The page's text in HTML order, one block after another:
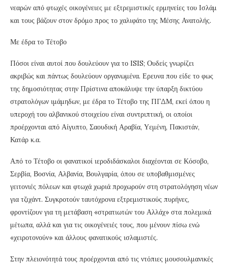
νεαρών από φτωχές οικογένειες με εξτρεμιστικές ερμηνείες του Ισλάμ
και τους βάζουν στον δρόμο προς το χαλιφάτο της Μέσης Ανατολής.
Με έδρα το Τέτοβο
Πόσοι είναι αυτοί που δουλεύουν για το ISIS; Ουδείς γνωρίζει
ακριβώς και πάντως δουλεύουν οργανωμένα. Ερευνα που είδε το φως
της δημοσιότητας στην Πρίστινα αποκάλυψε την ύπαρξη δικτύου
στρατολόγων ιμάμηδων, με έδρα το Τέτοβο της ΠΓΔΜ, εκεί όπου η
υπεροχή του αλβανικού στοιχείου είναι συντριπτική, οι οποίοι
προέρχονται από Αίγυπτο, Σαουδική Αραβία, Υεμένη, Πακιστάν,
Κατάρ κ.α.
Από το Τέτοβο οι φανατικοί ιεροδιδάσκαλοι διαχέονται σε Κόσοβο,
Σερβία, Βοσνία, Αλβανία, Βουλγαρία, όπου σε υποβαθμισμένες
γειτονιές πόλεων και φτωχά χωριά προχωρούν στη στρατολόγηση νέων
για τζιχάντ. Συγκροτούν ταυτόχρονα εξτρεμιστικούς πυρήνες,
φροντίζουν για τη μετάβαση «στρατιωτών του Αλλάχ» στα πολεμικά
μέτωπα, αλλά και για τις οικογένειές τους, που μένουν πίσω ενώ
«χειροτονούν» και άλλους φανατικούς ισλαμιστές.
Στην πλειονότητά τους προέρχονται από τις ντόπιες μουσουλμανικές